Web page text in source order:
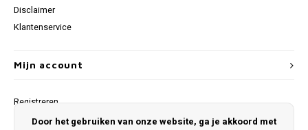
Disclaimer
Klantenservice
Mijn account
Registreren
Mijn bestellingen
Door het gebruiken van onze website, ga je akkoord met